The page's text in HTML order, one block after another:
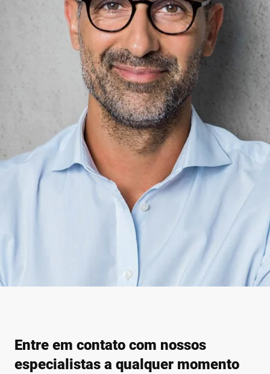
Entre em contato com nossos
especialistas a qualquer momento